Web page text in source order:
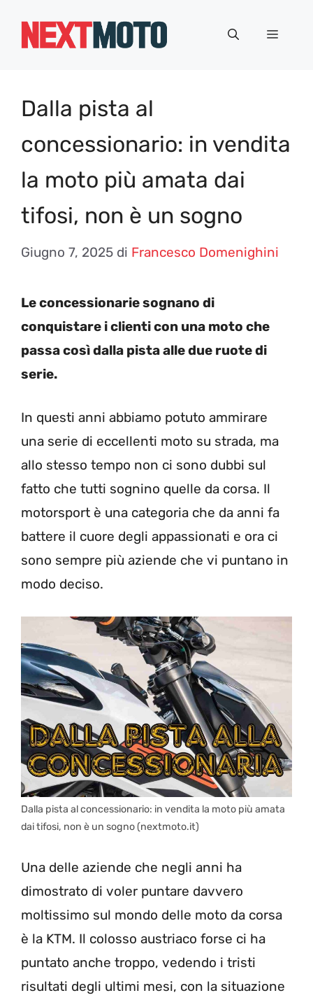
Menu
Dalla pista al
concessionario: in vendita
la moto più amata dai
tifosi, non è un sogno
Giugno 7, 2025 di Francesco Domenighini
Le concessionarie sognano di
conquistare i clienti con una moto che
passa così dalla pista alle due ruote di
serie.
In questi anni abbiamo potuto ammirare
una serie di eccellenti moto su strada, ma
allo stesso tempo non ci sono dubbi sul
fatto che tutti sognino quelle da corsa. Il
motorsport è una categoria che da anni fa
battere il cuore degli appassionati e ora ci
sono sempre più aziende che vi puntano in
modo deciso.
Dalla pista al concessionario: in vendita la moto più amata
dai tifosi, non è un sogno (nextmoto.it)
Una delle aziende che negli anni ha
dimostrato di voler puntare davvero
moltissimo sul mondo delle moto da corsa
è la KTM. Il colosso austriaco forse ci ha
puntato anche troppo, vedendo i tristi
risultati degli ultimi mesi, con la situazione